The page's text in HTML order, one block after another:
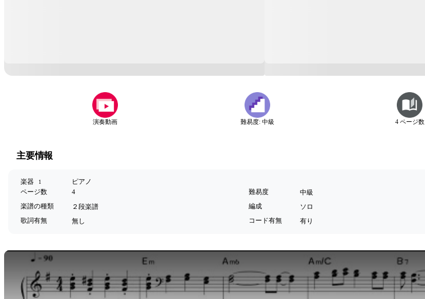
演奏動画 難易度: 中級 4 ページ数
主要情報
楽器 1
ピアノ
ページ数
4 難易度
中級
楽譜の種類
２段楽譜 編成
ソロ
歌詞有無
無し コード有無 有り